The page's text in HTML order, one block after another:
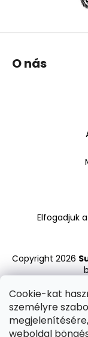
Cookie-kat
személyre
weboldal
O nás
Elfogadjuk
Copyright 2026